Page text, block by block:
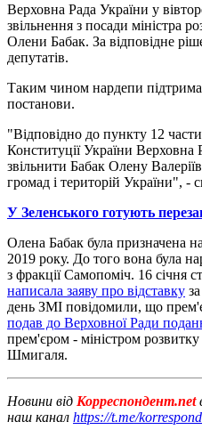
Верховна Рада України у
звільнення з посади міністра
Олени Бабак. За відповідне
депутатів.
Таким чином нардепи
постанови.
"Відповідно до пункту 12
Конституції України Верховна
звільнити Бабак Олену
громад і територій України", -
У Зеленського готують
Олена Бабак була призначена
2019 року. До того вона була
з фракції Самопоміч. 16 січня
написала заяву про відставку
день ЗМІ повідомили, що
подав до Верховної Ради
прем'єром - міністром
Шмигаля.
Новини від Корреспондент.net
наш канал https://t.me/